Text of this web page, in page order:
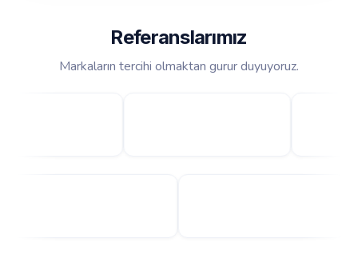
Referanslarımız
Markaların tercihi olmaktan gurur duyuyoruz.